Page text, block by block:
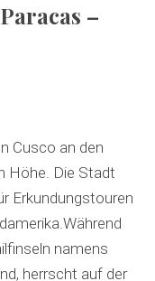
–
Cusco an den
Höhe. Die Stadt
Erkundungstouren
namens
herrscht auf der